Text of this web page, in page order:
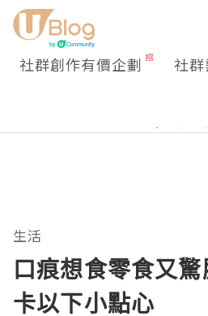
社群創作有價企劃 社
生活
口痕想食零食又
卡以下小點心